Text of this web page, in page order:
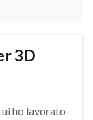
3D
ho lavorato